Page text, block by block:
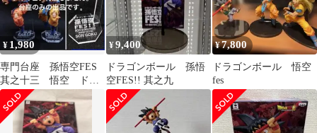
¥ 1,980
専門台座 孫悟空FES
其之十三 悟空 ドラ
ゴンボール フィギュ
ア
¥9,400
ドラゴンボール 孫悟
空FES!! 其之九
¥7,800
ドラゴンボール 悟空
fes